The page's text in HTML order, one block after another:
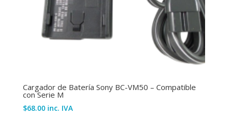
Cargador de Batería Sony BC-VM50 – Compatible
con Serie M
$68.00 inc. IVA